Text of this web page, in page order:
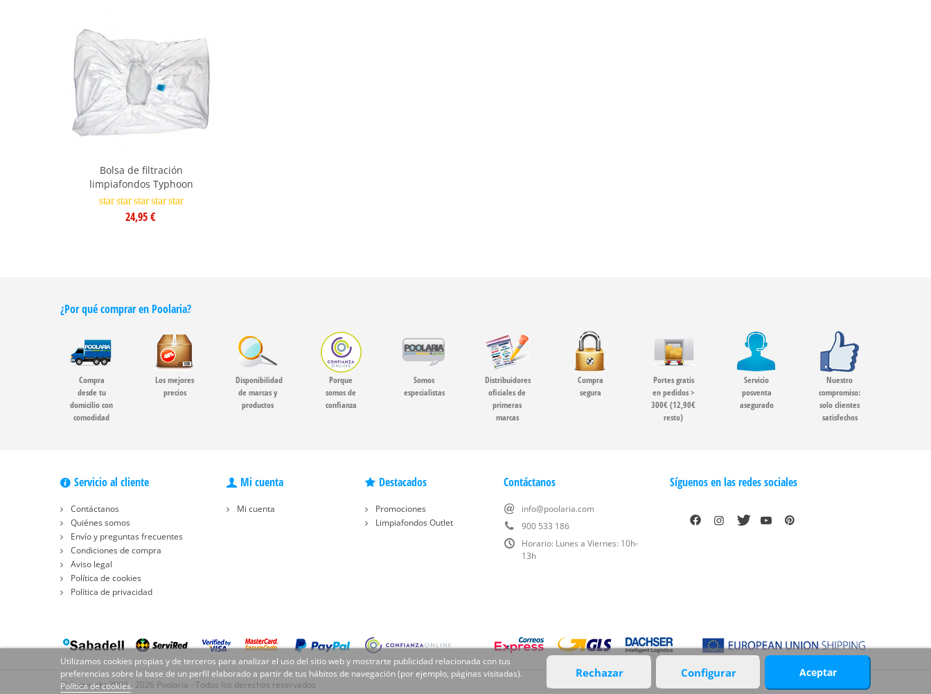
Bolsa de filtración
limpiafondos Typhoon
starstarstarstarstar
24,95 €
¿Por qué comprar en Poolaria?
Compra
desde tu
domicilio con
comodidad
Los mejores
precios
Disponibilidad
de marcas y
productos
Porque
somos de
confianza
Somos
especialistas
Distribuidores
oficiales de
primeras
marcas
Compra
segura
Portes gratis
en pedidos >
300€ (12,90€
resto)
Servicio
posventa
asegurado
Nuestro
compromiso:
solo clientes
satisfechos
Servicio al cliente
Contáctanos
Quiénes somos
Envío y preguntas frecuentes
Condiciones de compra
Aviso legal
Política de cookies
Política de privacidad
Mi cuenta
Mi cuenta
Destacados
Promociones
Limpiafondos Outlet
Contáctanos
info@poolaria.com
900 533 186
Horario: Lunes a Viernes: 10h-
13h
Síguenos en las redes sociales
Utilizamos cookies propias y de terceros para analizar el uso del sitio web y mostrarte publicidad relacionada con tus
preferencias sobre la base de un perfil elaborado a partir de tus hábitos de navegación (por ejemplo, páginas visitadas).
Política de cookies.
Rechazar Configurar Aceptar
© Copyright 2009 - 2026 Poolaria - Todos los derechos reservados